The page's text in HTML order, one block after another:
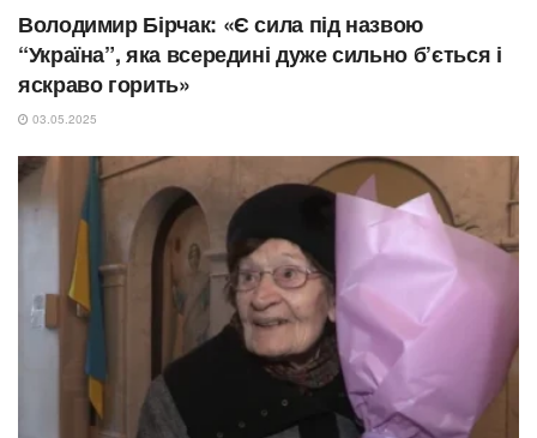
Володимир Бірчак: «Є сила під назвою
“Україна”, яка всередині дуже сильно б’ється і
яскраво горить»
03.05.2025